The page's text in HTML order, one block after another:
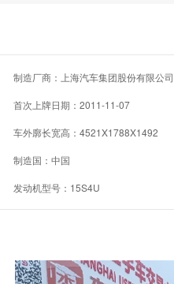
制造厂商：上海汽车集团股份有限公司
首次上牌日期：2011-11-07
车外廓长宽高：4521X1788X1492
制造国：中国
发动机型号：15S4U